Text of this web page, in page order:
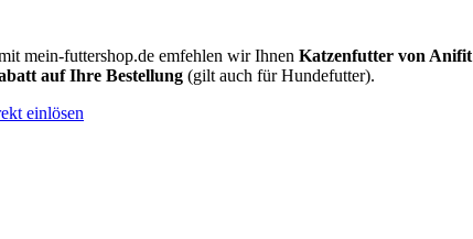
mein-futtershop.de emfehlen wir Ihnen Katzenfutter von Anifit
auf Ihre Bestellung (gilt auch für Hundefutter).
einlösen